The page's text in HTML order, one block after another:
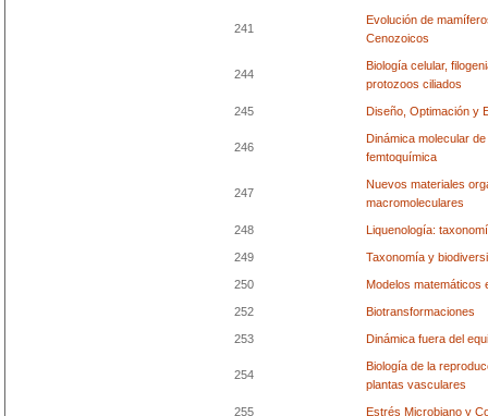
241
Evolución de
Cenozoicos
244
Biología celular,
protozoos ciliados
245 Diseño, Optimación y
246
Dinámica molecular
femtoquímica
247
Nuevos materiales
macromoleculares
248 Liquenología:
249 Taxonomía y
250 Modelos matemáticos
252 Biotransformaciones
253 Dinámica fuera del
254
Biología de la
plantas vasculares
255 Estrés Microbiano y